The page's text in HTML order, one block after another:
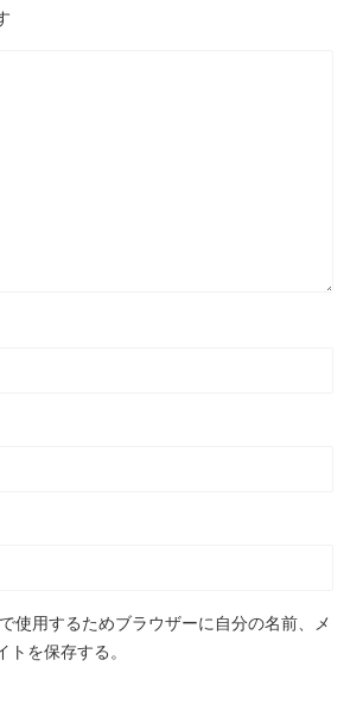
使用するためブラウザーに自分の名前、メ
を保存する。